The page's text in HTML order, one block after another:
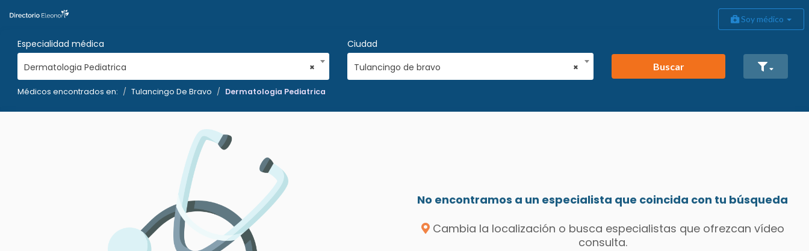
Soy médico
Especialidad médica
×
Dermatologia Pediatrica
Ciudad
×
Tulancingo de bravo Buscar
Médicos encontrados en: Tulancingo De Bravo Dermatologia Pediatrica
No encontramos a un especialista que coincida con tu búsqueda
Cambia la localización o busca especialistas que ofrezcan vídeo
consulta.